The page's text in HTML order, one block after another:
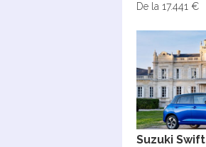
De la 17.441 €
Suzuki Swift